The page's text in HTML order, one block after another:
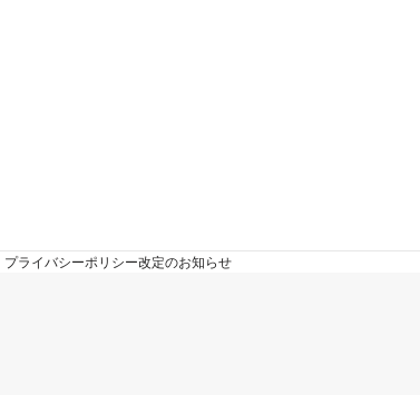
プライバシーポリシー改定のお知らせ